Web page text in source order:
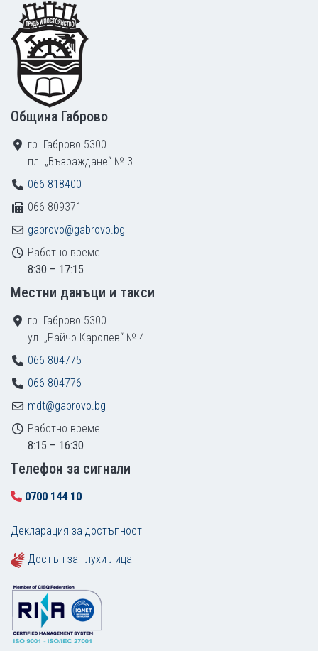
Footer
Община Габрово
гр. Габрово 5300
пл. „Възраждане“ № 3
066 818400
066 809371
gabrovo@gabrovo.bg
Работно време
8:30 – 17:15
Местни данъци и такси
гр. Габрово 5300
ул. „Райчо Каролев“ № 4
066 804775
066 804776
mdt@gabrovo.bg
Работно време
8:15 – 16:30
Tелефон за сигнали
0700 144 10
Декларация за достъпност
Достъп за глухи лица